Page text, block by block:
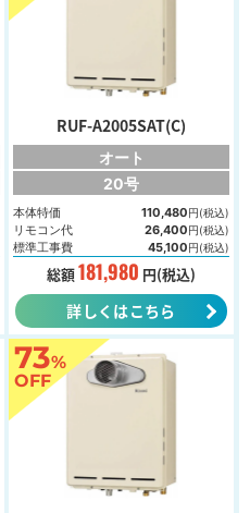
RUF-A2005SAT(C)
オート
20号
本体特価 110,480円(税込)
リモコン代 26,400円(税込)
標準工事費 45,100円(税込)
総額181,980 円(税込)
詳しくはこちら
73%
OFF